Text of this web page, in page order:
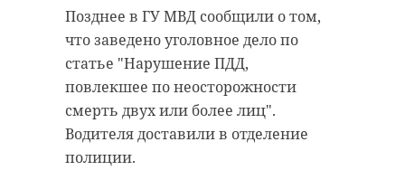
Позднее в ГУ МВД сообщили о том,
что заведено уголовное дело по
статье "Нарушение ПДД,
повлекшее по неосторожности
смерть двух или более лиц".
Водителя доставили в отделение
полиции.
Родственников нашли у двоих из
них.
В 47 регионе утром к мемориалам
возложили цветы и венки,
прошли акции и памятные
мероприятия, парады, выставки
военной техники, концерты. День
Победы отмечали также в
Кингисеппском районе. Так, у стен